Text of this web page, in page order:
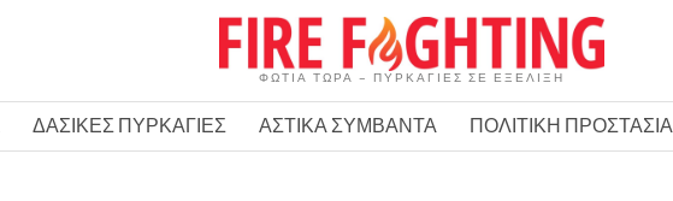
ΦΩΤΙΑ ΤΩΡΑ – ΠΥΡΚΑΓΙΕΣ ΣΕ ΕΞΕΛΙΞΗ
ΔΑΣΙΚΕΣ ΠΥΡΚΑΓΙΕΣ ΑΣΤΙΚΑ ΣΥΜΒΑΝΤΑ ΠΟΛΙΤΙΚΗ ΠΡΟΣΤΑΣΙΑ